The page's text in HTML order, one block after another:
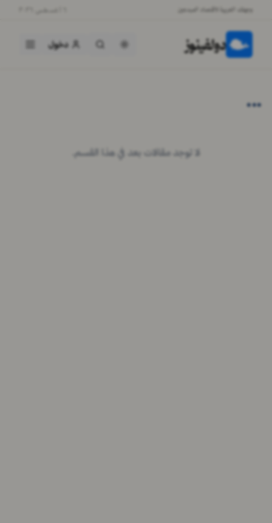
وجهتك العربية لاقتصاد المبدعين
دولفينوز دخول
...
لا توجد مقالات بعد في هذا القسم.